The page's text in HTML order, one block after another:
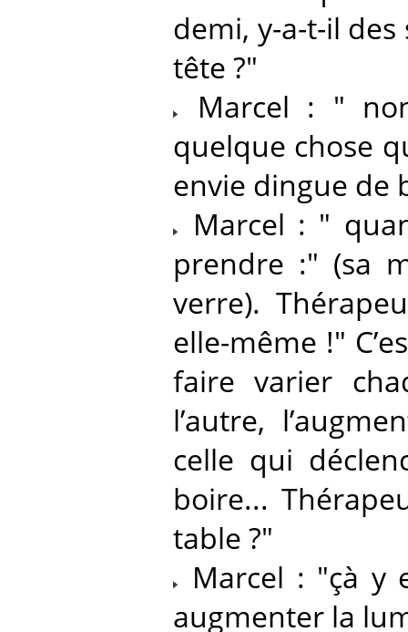
demi, y-a-t-il
tête ?"
Marcel : "
quelque chose
envie dingue de
Marcel : "
prendre :" (sa
verre).
elle-même !"
faire varier
l’autre,
celle qui
boire...
table ?"
Marcel : "çà y
augmenter la